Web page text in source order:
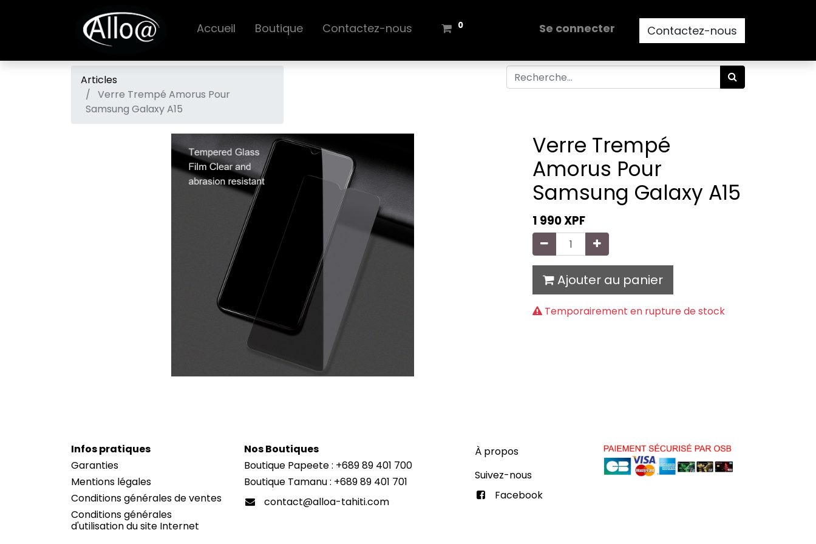
Accueil Boutique Contactez-nous 0 Se connecter Contactez-nous
Articles
Verre Trempé Amorus Pour
Samsung Galaxy A15
Verre Trempé
Amorus Pour
Samsung Galaxy A15
1 990XPF
Ajouter au panier
Temporairement en rupture de stock
Infos pratiques
Garanties
Mentions légales
Conditions générales de ventes
Conditions générales
d'utilisation du site Internet
Nos Boutiques
Boutique Papeete : +689 89 401 700
Boutique Tamanu : +689 89 401 701
contact@alloa-tahiti.com
À propos
Suivez-nous
Facebook